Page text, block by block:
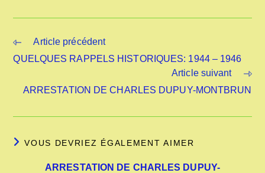
Article précédent
QUELQUES RAPPELS HISTORIQUES: 1944 – 1946
Article suivant
ARRESTATION DE CHARLES DUPUY-MONTBRUN
VOUS DEVRIEZ ÉGALEMENT AIMER
ARRESTATION DE CHARLES DUPUY-